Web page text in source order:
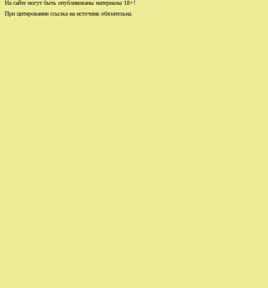
На сайте могут быть опубликованы материалы 18+!
При цитировании ссылка на источник обязательна.